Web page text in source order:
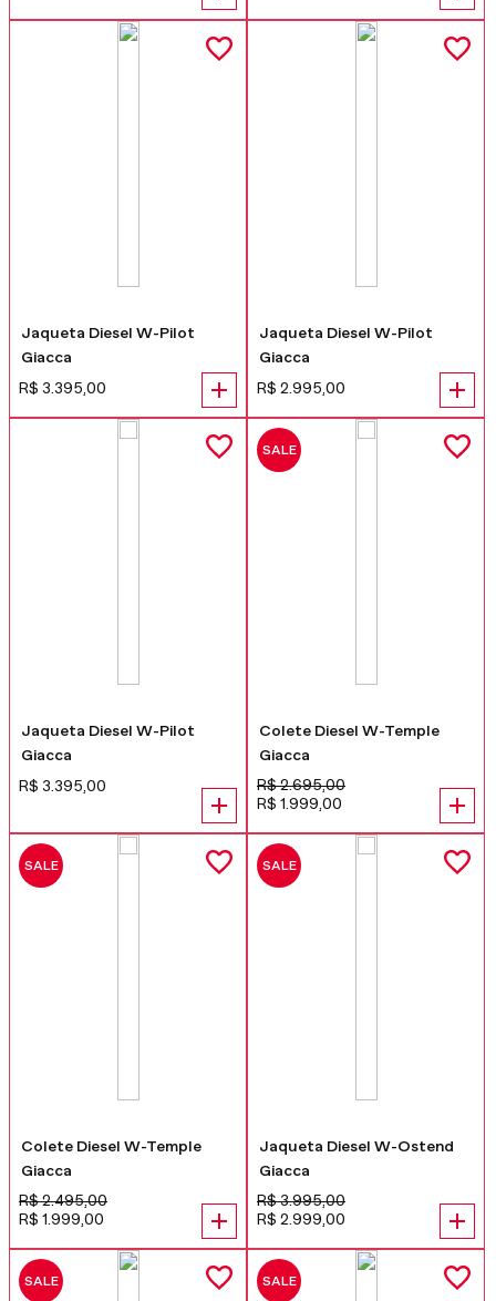
Jaqueta Diesel W-Pilot
Giacca
R$ 3 395 00
Jaqueta Diesel W-Pilot
Giacca
R$ 2 995 00
Jaqueta Diesel W-Pilot
Giacca
R$ 3 395 00
SALE
Colete Diesel W-Temple
Giacca
R$2.695,00
R$ 1 999 00
SALE
Colete Diesel W-Temple
Giacca
R$2.495,00
R$ 1 999 00
SALE
Jaqueta Diesel W-Ostend
Giacca
R$3.995,00
R$ 2 999 00
SALE SALE